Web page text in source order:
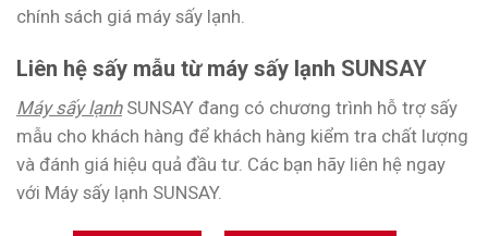
chính sách giá máy sấy lạnh.
Liên hệ sấy mẫu từ máy sấy lạnh SUNSAY
Máy sấy lạnhSUNSAY đang có chương trình hỗ trợ sấy
mẫu cho khách hàng để khách hàng kiểm tra chất lượng
và đánh giá hiệu quả đầu tư. Các bạn hãy liên hệ ngay
với Máy sấy lạnh SUNSAY.